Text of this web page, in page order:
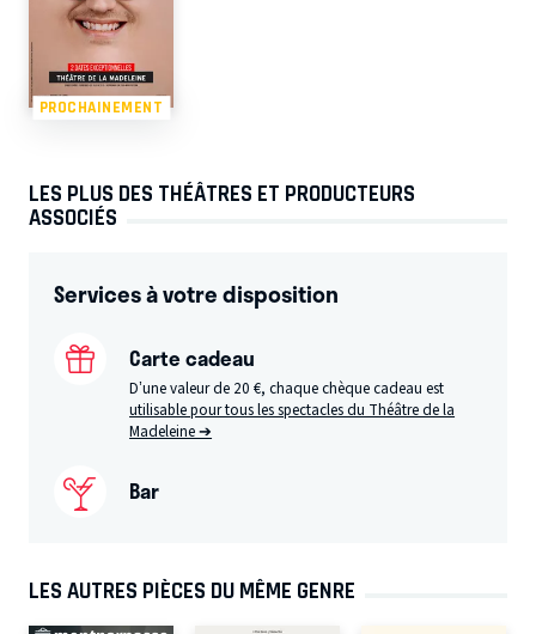
PROCHAINEMENT
LES PLUS DES THÉÂTRES ET PRODUCTEURS
ASSOCIÉS
Services à votre disposition
Carte cadeau
D’une valeur de 20 €, chaque chèque cadeau est
utilisable pour tous les spectacles du Théâtre de la
Madeleine ➔
Bar
LES AUTRES PIÈCES DU MÊME GENRE